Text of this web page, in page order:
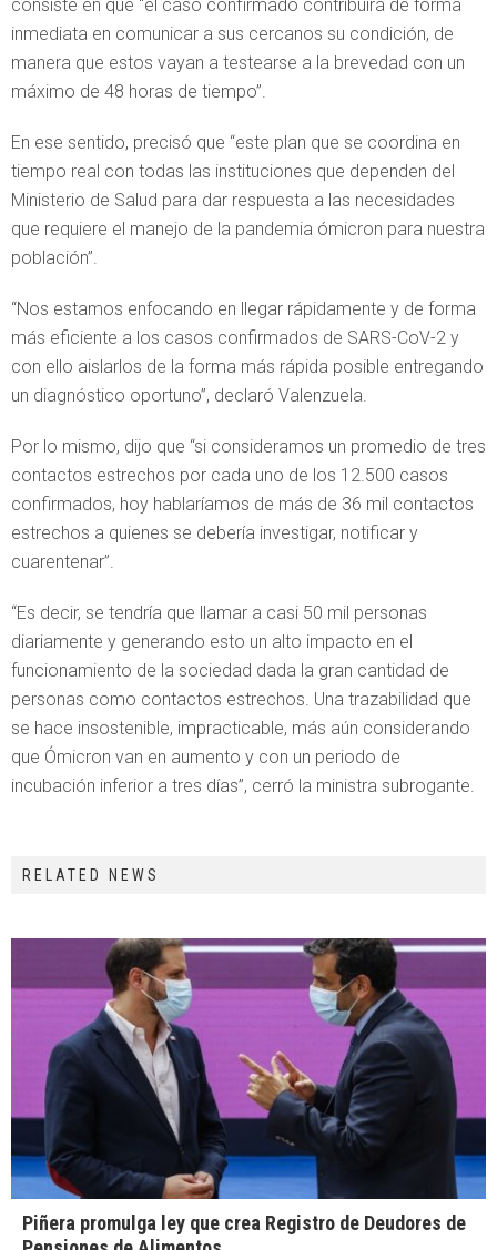
consiste en que “el caso confirmado contribuirá de forma
inmediata en comunicar a sus cercanos su condición, de
manera que estos vayan a testearse a la brevedad con un
máximo de 48 horas de tiempo”.
En ese sentido, precisó que “este plan que se coordina en
tiempo real con todas las instituciones que dependen del
Ministerio de Salud para dar respuesta a las necesidades
que requiere el manejo de la pandemia ómicron para nuestra
población”.
“Nos estamos enfocando en llegar rápidamente y de forma
más eficiente a los casos confirmados de SARS-CoV-2 y
con ello aislarlos de la forma más rápida posible entregando
un diagnóstico oportuno”, declaró Valenzuela.
Por lo mismo, dijo que “si consideramos un promedio de tres
contactos estrechos por cada uno de los 12.500 casos
confirmados, hoy hablaríamos de más de 36 mil contactos
estrechos a quienes se debería investigar, notificar y
cuarentenar”.
“Es decir, se tendría que llamar a casi 50 mil personas
diariamente y generando esto un alto impacto en el
funcionamiento de la sociedad dada la gran cantidad de
personas como contactos estrechos. Una trazabilidad que
se hace insostenible, impracticable, más aún considerando
que Ómicron van en aumento y con un periodo de
incubación inferior a tres días”, cerró la ministra subrogante.
RELATED NEWS
Piñera promulga ley que crea Registro de Deudores de